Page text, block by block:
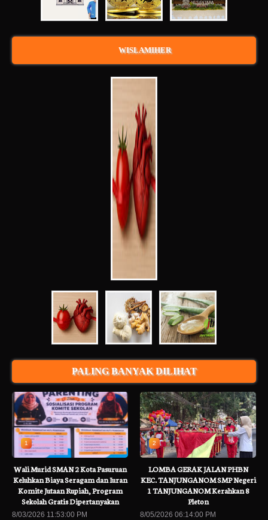
WISLAMIHER
PALING BANYAK DILIHAT
1
Wali Murid SMAN 2 Kota Pasuruan
Keluhkan Biaya Seragam dan Iuran
Komite Jutaan Rupiah, Program
Sekolah Gratis Dipertanyakan
8/03/2026 11:53:00 PM
2
LOMBA GERAK JALAN PHBN
KEC. TANJUNGANOM SMP Negeri
1 TANJUNGANOM Kerahkan 8
Pleton
8/05/2026 06:14:00 PM